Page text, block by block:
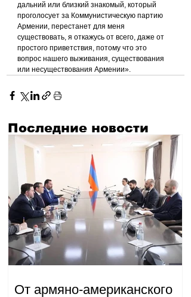
дальний или близкий знакомый, который
проголосует за Коммунистическую партию
Армении, перестанет для меня
существовать, я откажусь от всего, даже от
простого приветствия, потому что это
вопрос нашего выживания, существования
или несуществования Армении».
Последние новости
От армяно-американского